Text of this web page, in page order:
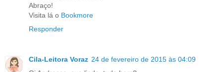
Abraço!
Visita lá o Bookmore
Responder
Cila-Leitora Voraz 24 de fevereiro de 2015 às 04:09